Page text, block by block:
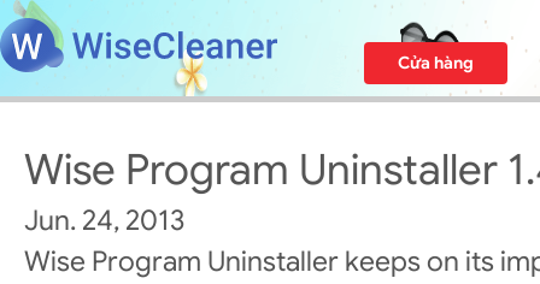
Cửa hàng
Wise Program Uninstaller
Jun. 24, 2013
Wise Program Uninstaller keeps on its